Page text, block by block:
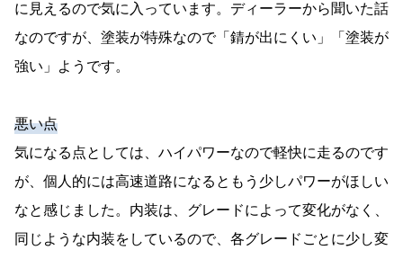
に見えるので気に入っています。ディーラーから聞いた話
なのですが、塗装が特殊なので「錆が出にくい」「塗装が
強い」ようです。
悪い点
気になる点としては、ハイパワーなので軽快に走るのです
が、個人的には高速道路になるともう少しパワーがほしい
なと感じました。内装は、グレードによって変化がなく、
同じような内装をしているので、各グレードごとに少し変